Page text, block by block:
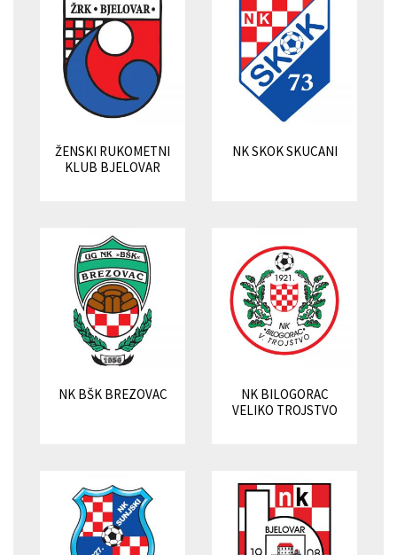
ŽENSKI RUKOMETNI
KLUB BJELOVAR
NK SKOK SKUCANI
NK BŠK BREZOVAC
NK BILOGORAC
VELIKO TROJSTVO